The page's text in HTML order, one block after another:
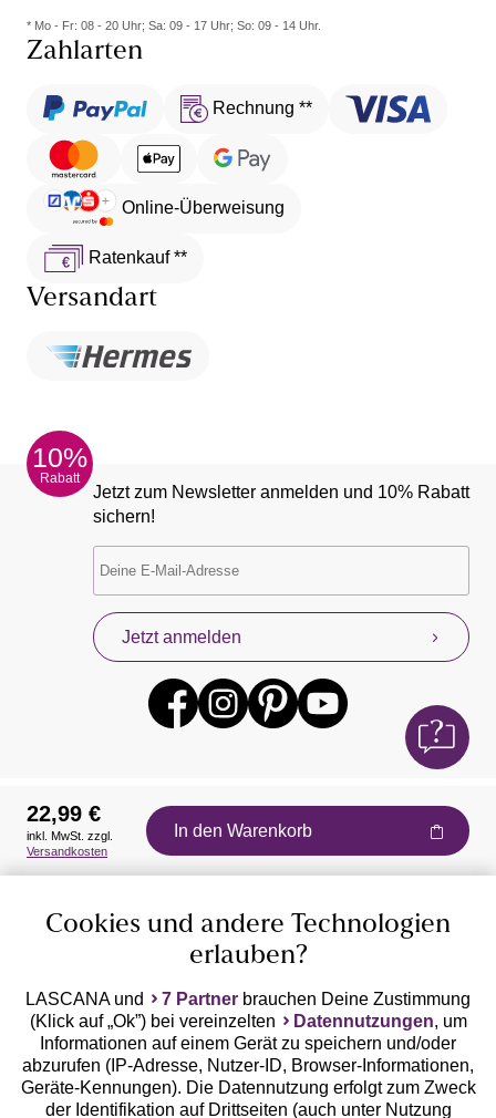
* Mo - Fr: 08 - 20 Uhr; Sa: 09 - 17 Uhr; So: 09 - 14 Uhr.
Zahlarten
Rechnung **
Online-Überweisung
Ratenkauf **
Versandart
10%
Rabatt
Jetzt zum Newsletter anmelden und 10% Rabatt
sichern!
Jetzt anmelden
Auszeichnungen
Geprüfte Sicherheit
22,99 €
inkl. MwSt. zzgl.
Versandkosten
In den Warenkorb
Cookies und andere Technologien
erlauben?
LASCANA und 7 Partner brauchen Deine Zustimmung
(Klick auf „Ok”) bei vereinzelten
Datennutzungen, um
Informationen auf einem Gerät zu speichern und/oder
abzurufen (IP-Adresse, Nutzer-ID, Browser-Informationen,
Geräte-Kennungen). Die Datennutzung erfolgt zum Zweck
der Identifikation auf Drittseiten (auch unter Nutzung